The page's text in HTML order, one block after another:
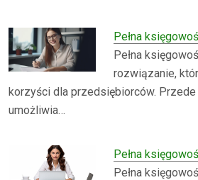
Pełna
Pełna
rozwiązanie,
korzyści dla przedsiębiorców.
umożliwia…
Pełna
Pełna